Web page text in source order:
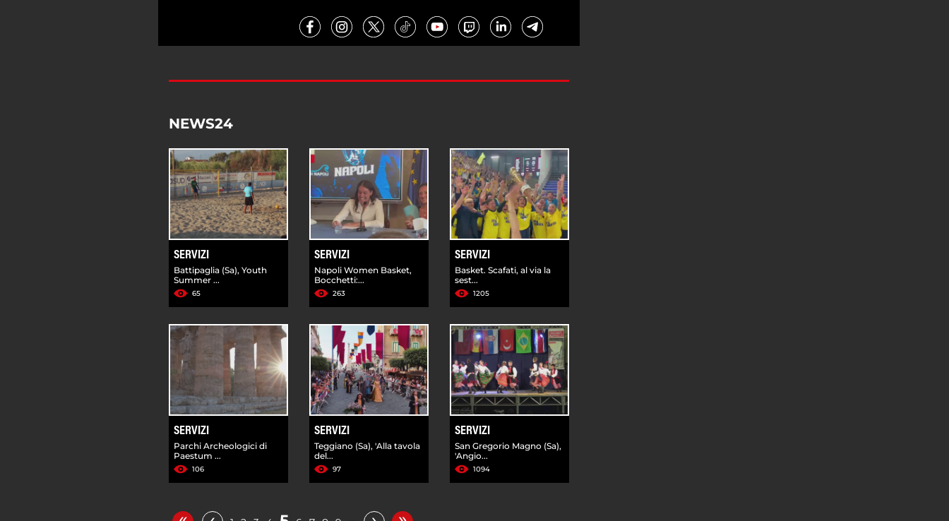
NEWS24
SERVIZI
Battipaglia (Sa), Youth
Summer ...
65
SERVIZI
Napoli Women Basket,
Bocchetti:...
263
SERVIZI
Basket. Scafati, al via la
sest...
1205
SERVIZI
Parchi Archeologici di
Paestum ...
106
SERVIZI
Teggiano (Sa), 'Alla tavola
del...
97
SERVIZI
San Gregorio Magno (Sa),
'Angio...
1094